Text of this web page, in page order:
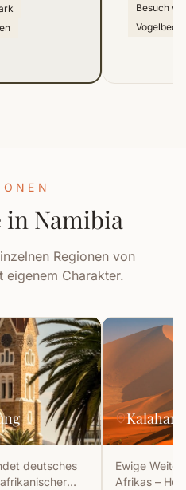
Besuch
in Namibia
Regionen von
eigenem Charakter.
deutsches
Kalahari
Ewige
Afrikas –